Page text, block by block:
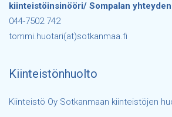
kiinteistöinsinööri/ Sompalan
044-7502 742
tommi.huotari(at)sotkanmaa.fi
Kiinteistönhuolto
Kiinteistö Oy Sotkanmaan kiinteistöjen